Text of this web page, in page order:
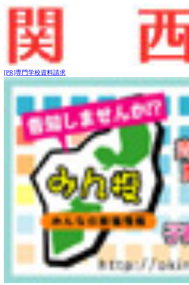
[PR]専門学校資料請求